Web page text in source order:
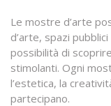
Le mostre d’arte
d’arte, spazi
possibilità di
stimolanti. Ogni
l’estetica, la
partecipano.